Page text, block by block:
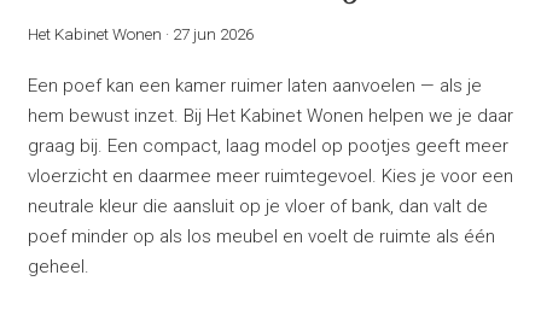
Het Kabinet Wonen · 27 jun 2026
Een poef kan een kamer ruimer laten aanvoelen — als je
hem bewust inzet. Bij Het Kabinet Wonen helpen we je daar
graag bij. Een compact, laag model op pootjes geeft meer
vloerzicht en daarmee meer ruimtegevoel. Kies je voor een
neutrale kleur die aansluit op je vloer of bank, dan valt de
poef minder op als los meubel en voelt de ruimte als één
geheel.